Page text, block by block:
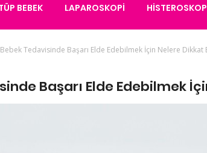
BEBEK LAPAROSKOPI
Tedavisinde Başarı Elde Edebilmek İçin Nelere Dikkat
Başarı Elde Edebilmek